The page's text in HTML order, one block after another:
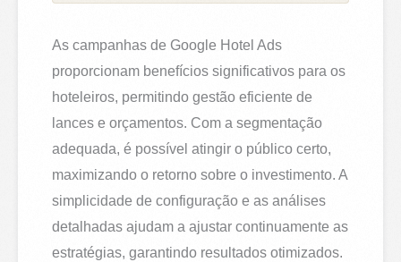
As campanhas de Google Hotel Ads
proporcionam benefícios significativos para os
hoteleiros, permitindo gestão eficiente de
lances e orçamentos. Com a segmentação
adequada, é possível atingir o público certo,
maximizando o retorno sobre o investimento. A
simplicidade de configuração e as análises
detalhadas ajudam a ajustar continuamente as
estratégias, garantindo resultados otimizados.